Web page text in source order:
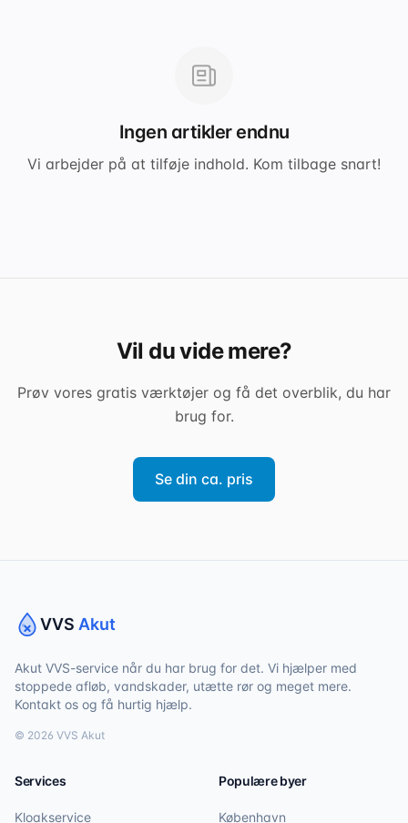
Ingen artikler endnu
Vi arbejder på at tilføje indhold. Kom tilbage snart!
Vil du vide mere?
Prøv vores gratis værktøjer og få det overblik, du har
brug for.
Se din ca. pris
VVS Akut
Akut VVS-service når du har brug for det. Vi hjælper med
stoppede afløb, vandskader, utætte rør og meget mere.
Kontakt os og få hurtig hjælp.
© 2026 VVS Akut
Services
Kloakservice
Populære byer
København